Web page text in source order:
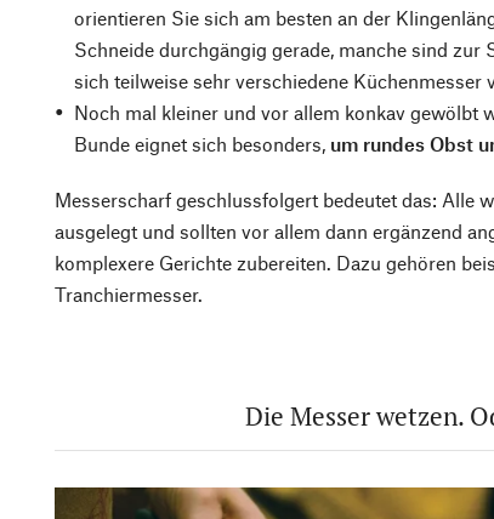
orientieren Sie sich am besten an der
Schneide durchgängig gerade, manche sind zur
sich teilweise sehr verschiedene Küchenmesser
Noch mal kleiner und vor allem konkav gewölbt
Bunde eignet sich besonders, um rundes Obst
Messerscharf geschlussfolgert bedeutet das: Alle
ausgelegt und sollten vor allem dann ergänzend
komplexere Gerichte zubereiten. Dazu gehören
Tranchiermesser.
Die Messer wetzen.